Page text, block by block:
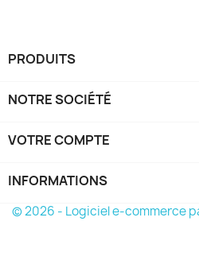
PRODUITS
NOTRE SOCIÉTÉ
VOTRE COMPTE
INFORMATIONS
© 2026 - Logiciel e-commerce